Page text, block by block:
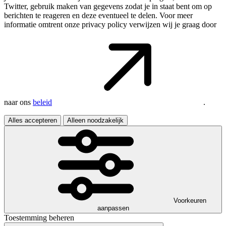
Twitter, gebruik maken van gegevens zodat je in staat bent om op
berichten te reageren en deze eventueel te delen. Voor meer
informatie omtrent onze privacy policy verwijzen wij je graag door
naar ons beleid .
Alles accepteren Alleen noodzakelijk
Voorkeuren
aanpassen
Toestemming beheren